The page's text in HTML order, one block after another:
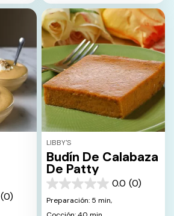
(0)
LIBBY'S
Budín De Calabaza
De Patty
0.0 (0)
0.0
de
Preparación: 5 min,